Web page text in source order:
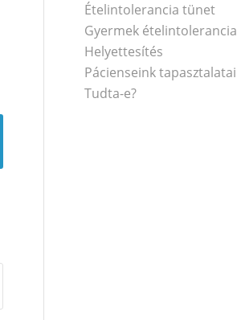
Ételintolerancia tünet
Gyermek ételintolerancia
Helyettesítés
Pácienseink tapasztalatai
Tudta-e?